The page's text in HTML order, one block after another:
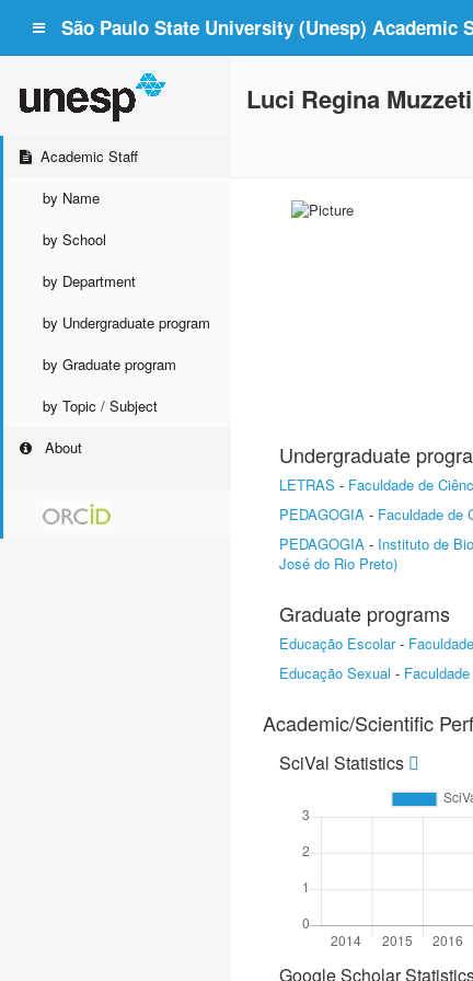
São Paulo State University (Unesp) Academic
Academic Staff
by Name
by School
by Department
by Undergraduate program
by Graduate program
by Topic / Subject
About
Luci Regina Muzzeti
Undergraduate
LETRAS - Faculdade de
PEDAGOGIA - Faculdade de
PEDAGOGIA - Instituto de
José do Rio Preto)
Graduate programs
Educação Escolar-
Educação Sexual -
Academic/Scientific
SciVal Statistics
Google Scholar